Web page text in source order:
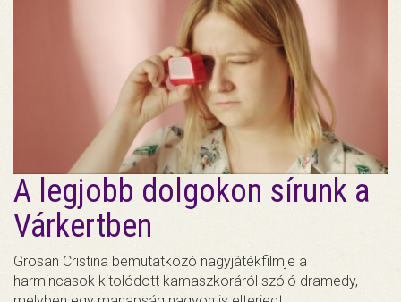
A legjobb dolgokon sírunk a
Várkertben
Grosan Cristina bemutatkozó nagyjátékfilmje a
harmincasok kitolódott kamaszkoráról szóló dramedy,